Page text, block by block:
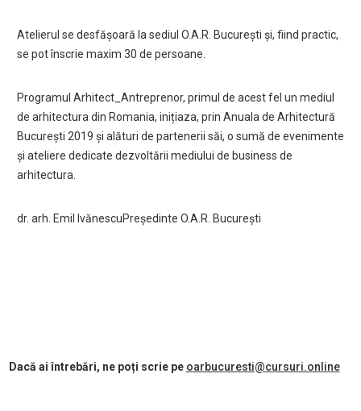
Atelierul se desfășoară la sediul O.A.R. București și, fiind practic,
se pot înscrie maxim 30 de persoane.
Programul Arhitect_Antreprenor, primul de acest fel un mediul
de arhitectura din Romania, inițiaza, prin Anuala de Arhitectură
București 2019 și alături de partenerii săi, o sumă de evenimente
și ateliere dedicate dezvoltării mediului de business de
arhitectura.
dr. arh. Emil IvănescuPreședinte O.A.R. București
Dacă ai întrebări, ne poți scrie pe oarbucuresti@cursuri.online